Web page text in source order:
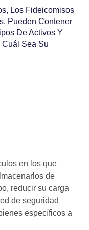
Los Fideicomisos
Pueden Contener
De Activos Y
Sea Su
en los que
de
reducir su carga
de seguridad
específicos a